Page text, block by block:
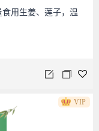
用生姜、莲子，温
VIP